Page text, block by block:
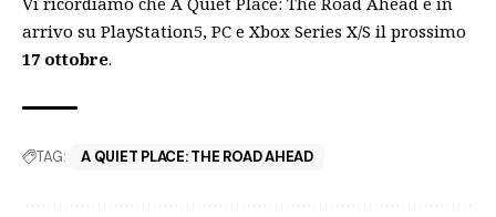
arrivo su PlayStation5, PC e Xbox Series X/S il prossimo
17 ottobre.
TAG: A QUIET PLACE: THE ROAD AHEAD